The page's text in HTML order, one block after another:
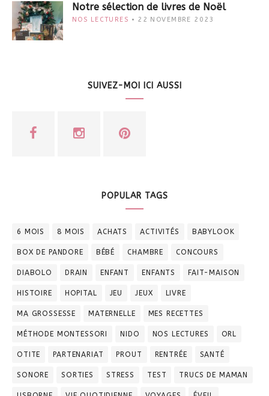
Notre sélection de livres de Noël
NOS LECTURES 22 NOVEMBRE 2023
SUIVEZ-MOI ICI AUSSI
POPULAR TAGS
6 MOIS 8 MOIS ACHATS ACTIVITÉS BABYLOOK
BOX DE PANDORE BÉBÉ CHAMBRE CONCOURS
DIABOLO DRAIN ENFANT ENFANTS FAIT-MAISON
HISTOIRE HOPITAL JEU JEUX LIVRE
MA GROSSESSE MATERNELLE MES RECETTES
MÉTHODE MONTESSORI NIDO NOS LECTURES ORL
OTITE PARTENARIAT PROUT RENTRÉE SANTÉ
SONORE SORTIES STRESS TEST TRUCS DE MAMAN